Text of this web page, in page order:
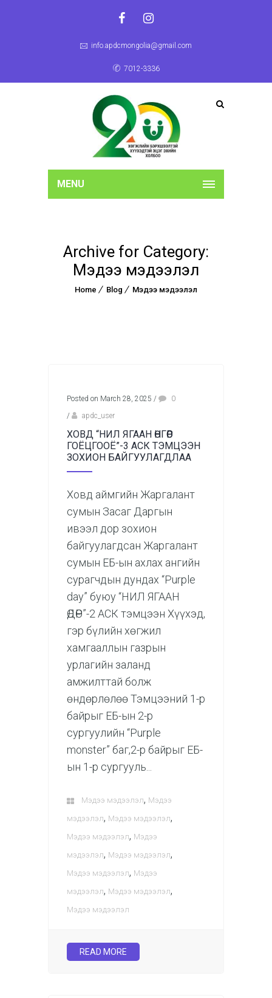
info.apdcmongolia@gmail.com
7012-3336
MENU
Archive for Category:
Мэдээ мэдээлэл
Home Blog Мэдээ мэдээлэл
Posted on March 28, 2025 /
0
/
apdc_user
ХОВД “НИЛ ЯГААН ӨНГӨӨР
ГОЁЦГООЁ”-3 АСК ТЭМЦЭЭН
ЗОХИОН БАЙГУУЛАГДЛАА
Ховд аймгийн Жаргалант
сумын Засаг Даргын
ивээл дор зохион
байгуулагдсан Жаргалант
сумын ЕБ-ын ахлах ангийн
сурагчдын дундах “Purple
day” буюу “НИЛ ЯГААН
ӨДӨР”-2 АСК тэмцээн Хүүхэд,
гэр бүлийн хөгжил
хамгааллын газрын
урлагийн заланд
амжилттай болж
өндөрлөлөө Тэмцээний 1-р
байрыг ЕБ-ын 2-р
сургуулийн “Purple
monster” баг,2-р байрыг ЕБ-
ын 1-р сургууль...
Мэдээ мэдээлэл, Мэдээ
мэдээлэл, Мэдээ мэдээлэл,
Мэдээ мэдээлэл, Мэдээ
мэдээлэл, Мэдээ мэдээлэл,
Мэдээ мэдээлэл, Мэдээ
мэдээлэл, Мэдээ мэдээлэл,
Мэдээ мэдээлэл
READ MORE